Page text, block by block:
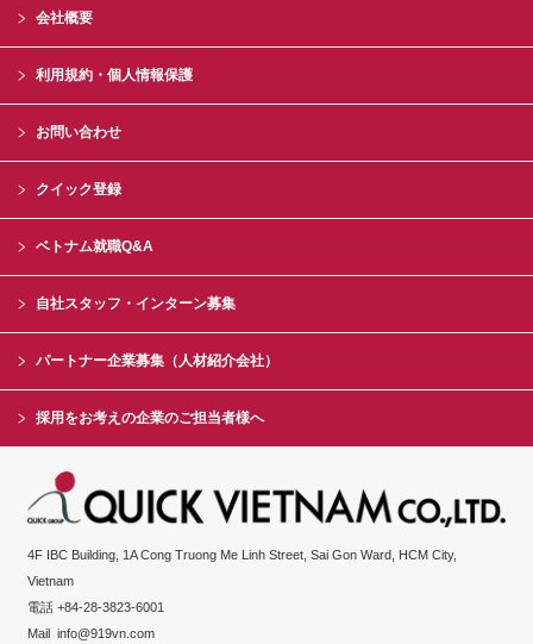
会社概要
利用規約・個人情報保護
お問い合わせ
クイック登録
ベトナム就職Q&A
自社スタッフ・インターン募集
パートナー企業募集（人材紹介会社）
採用をお考えの企業のご担当者様へ
4F IBC Building, 1A Cong Truong Me Linh Street, Sai Gon Ward, HCM City,
Vietnam
電話 +84-28-3823-6001
Mailinfo@919vn.com